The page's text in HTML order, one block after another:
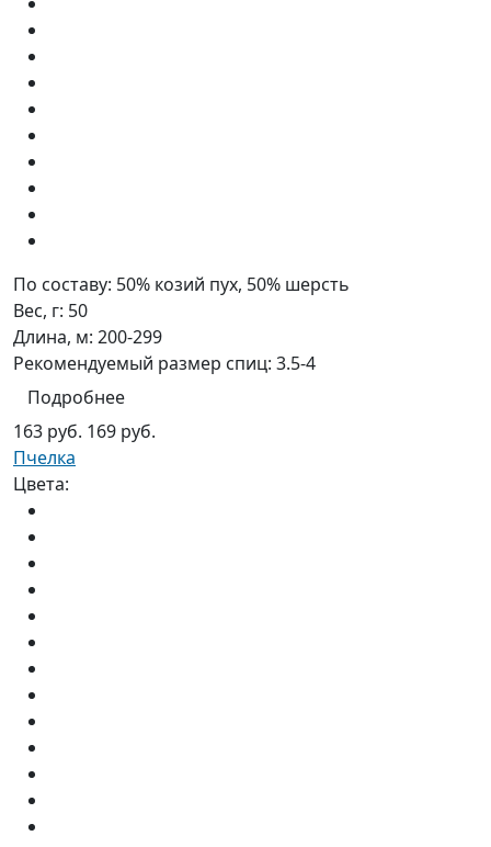
По составу: 50% козий пух, 50% шерсть
Вес, г: 50
Длина, м: 200-299
Рекомендуемый размер спиц: 3.5-4
Подробнее
163 руб. 169 руб.
Пчелка
Цвета: